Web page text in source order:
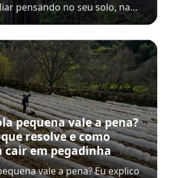
pensando no seu solo, na…
pequena vale a pena?
resolve e como
cair em pegadinha
vale a pena? Eu explico